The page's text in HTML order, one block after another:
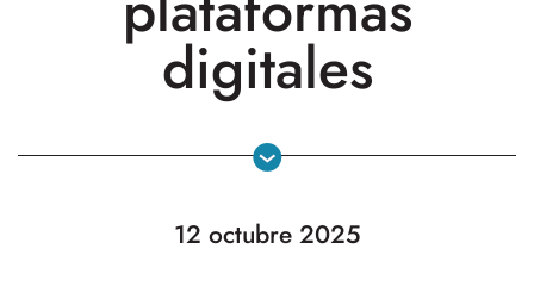
digitales
12 octubre 2025